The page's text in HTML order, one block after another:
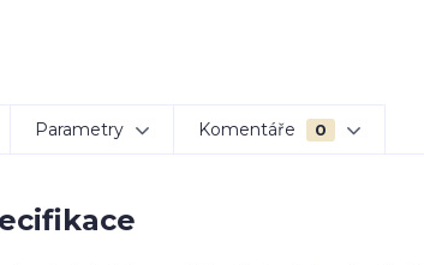
Parametry Komentáře 0